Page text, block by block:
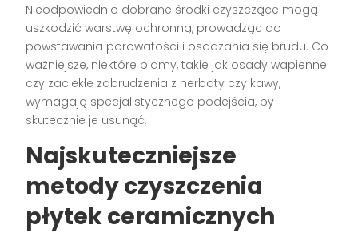
Nieodpowiednio dobrane środki czyszczące mogą
uszkodzić warstwę ochronną, prowadząc do
powstawania porowatości i osadzania się brudu. Co
ważniejsze, niektóre plamy, takie jak osady wapienne
czy zaciekłe zabrudzenia z herbaty czy kawy,
wymagają specjalistycznego podejścia, by
skutecznie je usunąć.
Najskuteczniejsze
metody czyszczenia
płytek ceramicznych